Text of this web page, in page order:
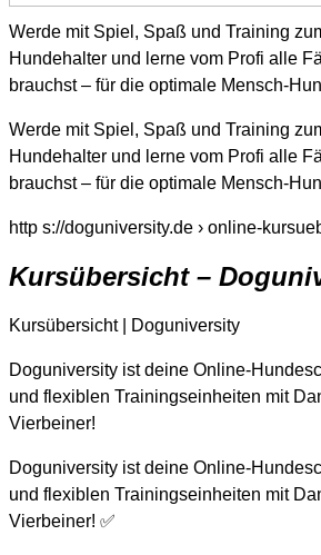
Werde mit Spiel, Spaß und Training
Hundehalter und lerne vom Profi alle
brauchst – für die optimale Mensch-
Werde mit Spiel, Spaß und Training
Hundehalter und lerne vom Profi alle
brauchst – für die optimale Mensch-
http s://doguniversity.de › online-
Kursübersicht –
Kursübersicht | Doguniversity
Doguniversity ist deine Online-
und flexiblen Trainingseinheiten mit
Vierbeiner!
Doguniversity ist deine Online-
und flexiblen Trainingseinheiten mit
Vierbeiner! ✅